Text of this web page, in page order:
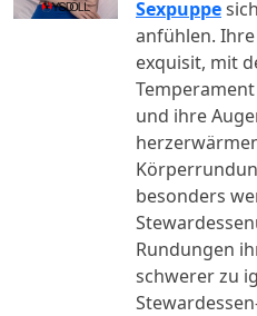
Sexpuppe
anfühlen.
exquisit, mit
und ihre
besonders
Rundungen
schwerer zu